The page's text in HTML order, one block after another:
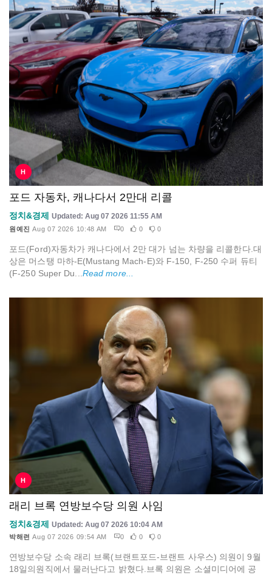
H
포드 자동차, 캐나다서 2만대 리콜
정치&경제 Updated: Aug 07 2026 11:55 AM
원예진 Aug 07 2026 10:48 AM 0 0 0
포드(Ford)자동차가 캐나다에서 2만 대가 넘는 차량을 리콜한다.대
상은 머스탱 마하-E(Mustang Mach-E)와 F-150, F-250 수퍼 듀티
(F-250 Super Du... Read more...
H
래리 브록 연방보수당 의원 사임
정치&경제 Updated: Aug 07 2026 10:04 AM
박해련 Aug 07 2026 09:54 AM 0 0 0
연방보수당 소속 래리 브록(브랜트포드-브랜트 사우스) 의원이 9월
18일의원직에서 물러난다고 밝혔다.브록 의원은 소셜미디어에 공